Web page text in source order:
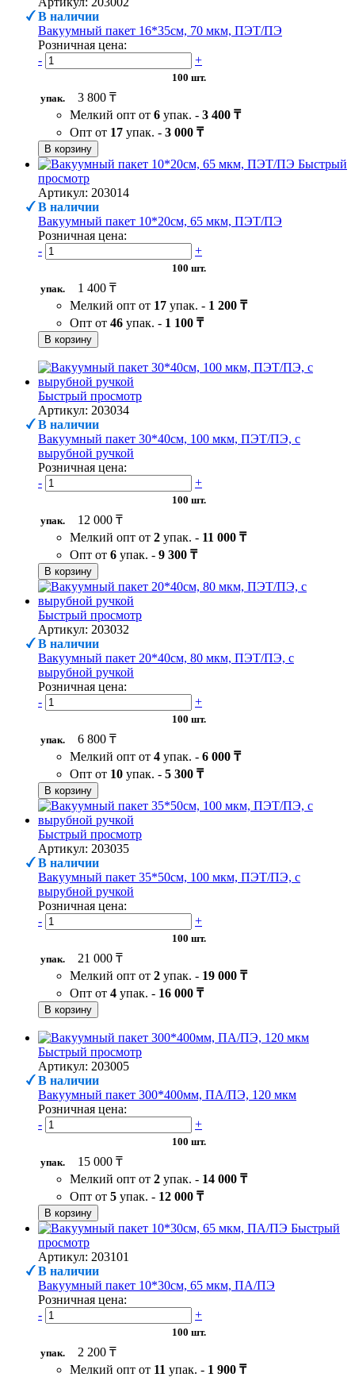
В наличии
Вакуумный пакет 16*35см, 70 мкм, ПЭТ/ПЭ
Розничная цена:
-
+
100 шт.
упак.
3 800 ₸
Мелкий опт от 6 упак. - 3 400 ₸
Опт от 17 упак. - 3 000 ₸
В корзину
Быстрый
просмотр
Артикул: 203014
В наличии
Вакуумный пакет 10*20см, 65 мкм, ПЭТ/ПЭ
Розничная цена:
-
+
100 шт.
упак.
1 400 ₸
Мелкий опт от 17 упак. - 1 200 ₸
Опт от 46 упак. - 1 100 ₸
В корзину
Быстрый просмотр
Артикул: 203034
В наличии
Вакуумный пакет 30*40см, 100 мкм, ПЭТ/ПЭ, с
вырубной ручкой
Розничная цена:
-
+
100 шт.
упак.
12 000 ₸
Мелкий опт от 2 упак. - 11 000 ₸
Опт от 6 упак. - 9 300 ₸
В корзину
Быстрый просмотр
Артикул: 203032
В наличии
Вакуумный пакет 20*40см, 80 мкм, ПЭТ/ПЭ, с
вырубной ручкой
Розничная цена:
-
+
100 шт.
упак.
6 800 ₸
Мелкий опт от 4 упак. - 6 000 ₸
Опт от 10 упак. - 5 300 ₸
В корзину
Быстрый просмотр
Артикул: 203035
В наличии
Вакуумный пакет 35*50см, 100 мкм, ПЭТ/ПЭ, с
вырубной ручкой
Розничная цена:
-
+
100 шт.
упак.
21 000 ₸
Мелкий опт от 2 упак. - 19 000 ₸
Опт от 4 упак. - 16 000 ₸
В корзину
Быстрый просмотр
Артикул: 203005
В наличии
Вакуумный пакет 300*400мм, ПА/ПЭ, 120 мкм
Розничная цена:
-
+
100 шт.
упак.
15 000 ₸
Мелкий опт от 2 упак. - 14 000 ₸
Опт от 5 упак. - 12 000 ₸
В корзину
Быстрый
просмотр
Артикул: 203101
В наличии
Вакуумный пакет 10*30см, 65 мкм, ПА/ПЭ
Розничная цена:
-
+
100 шт.
упак.
2 200 ₸
Мелкий опт от 11 упак. - 1 900 ₸